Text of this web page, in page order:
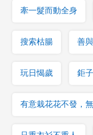
牽一髮而動全身
搜索枯腸 善
玩日愒歲 鉅子
有意栽花花不發，